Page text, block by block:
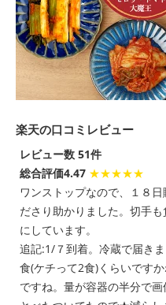
楽天の口コミレビュー
レビュー数 51件
総合評価4.47 ★★★★★
ワンストップなので、１８
ださり助かりました。切手
にしています。
追記:1/７到着。冷蔵で届き
食(ケチって2食)くらいです
ですね。量が容器の半分で